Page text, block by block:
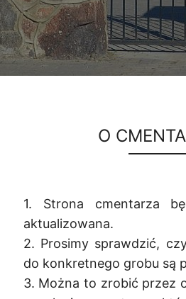
O
1. Strona cmentarza
aktualizowana.
2. Prosimy sprawdzić,
do konkretnego grobu są
3. Można to zrobić przez